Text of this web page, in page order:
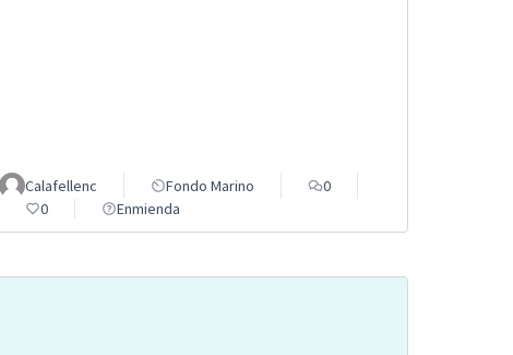
Calafellenc Fondo Marino
0
0
Enmienda